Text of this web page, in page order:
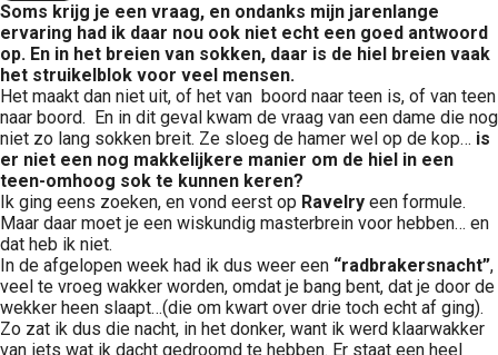
Soms krijg je een vraag, en ondanks mijn jarenlange
ervaring had ik daar nou ook niet echt een goed antwoord
op. En in het breien van sokken, daar is de hiel breien vaak
het struikelblok voor veel mensen.
Het maakt dan niet uit, of het van boord naar teen is, of van teen
naar boord. En in dit geval kwam de vraag van een dame die nog
niet zo lang sokken breit. Ze sloeg de hamer wel op de kop… is
er niet een nog makkelijkere manier om de hiel in een
teen-omhoog sok te kunnen keren?
Ik ging eens zoeken, en vond eerst op Ravelry een formule.
Maar daar moet je een wiskundig masterbrein voor hebben… en
dat heb ik niet.
In de afgelopen week had ik dus weer een “radbrakersnacht”,
veel te vroeg wakker worden, omdat je bang bent, dat je door de
wekker heen slaapt…(die om kwart over drie toch echt af ging).
Zo zat ik dus die nacht, in het donker, want ik werd klaarwakker
van iets wat ik dacht gedroomd te hebben. Er staat een heel